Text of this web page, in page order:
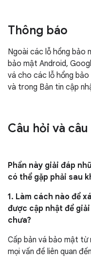
Thông báo
Ngoài các lỗ hổng bảo
bảo mật Android,
vá cho các lỗ hổng
và trong Bản tin cập
Câu hỏi và
Phần này giải đáp
có thể gặp phải sau
1. Làm cách nào để
được cập nhật để
chưa?
Cấp bản vá bảo mật từ
mọi vấn đề liên quan